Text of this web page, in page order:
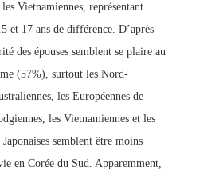
Vietnamiennes, représentant
et 17 ans de différence. D’après
des épouses semblent se plaire au
(57%), surtout les Nord-
les Européennes de
les Vietnamiennes et les
semblent être moins
en Corée du Sud. Apparemment,